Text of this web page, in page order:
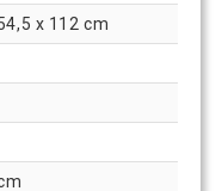
x 112 cm